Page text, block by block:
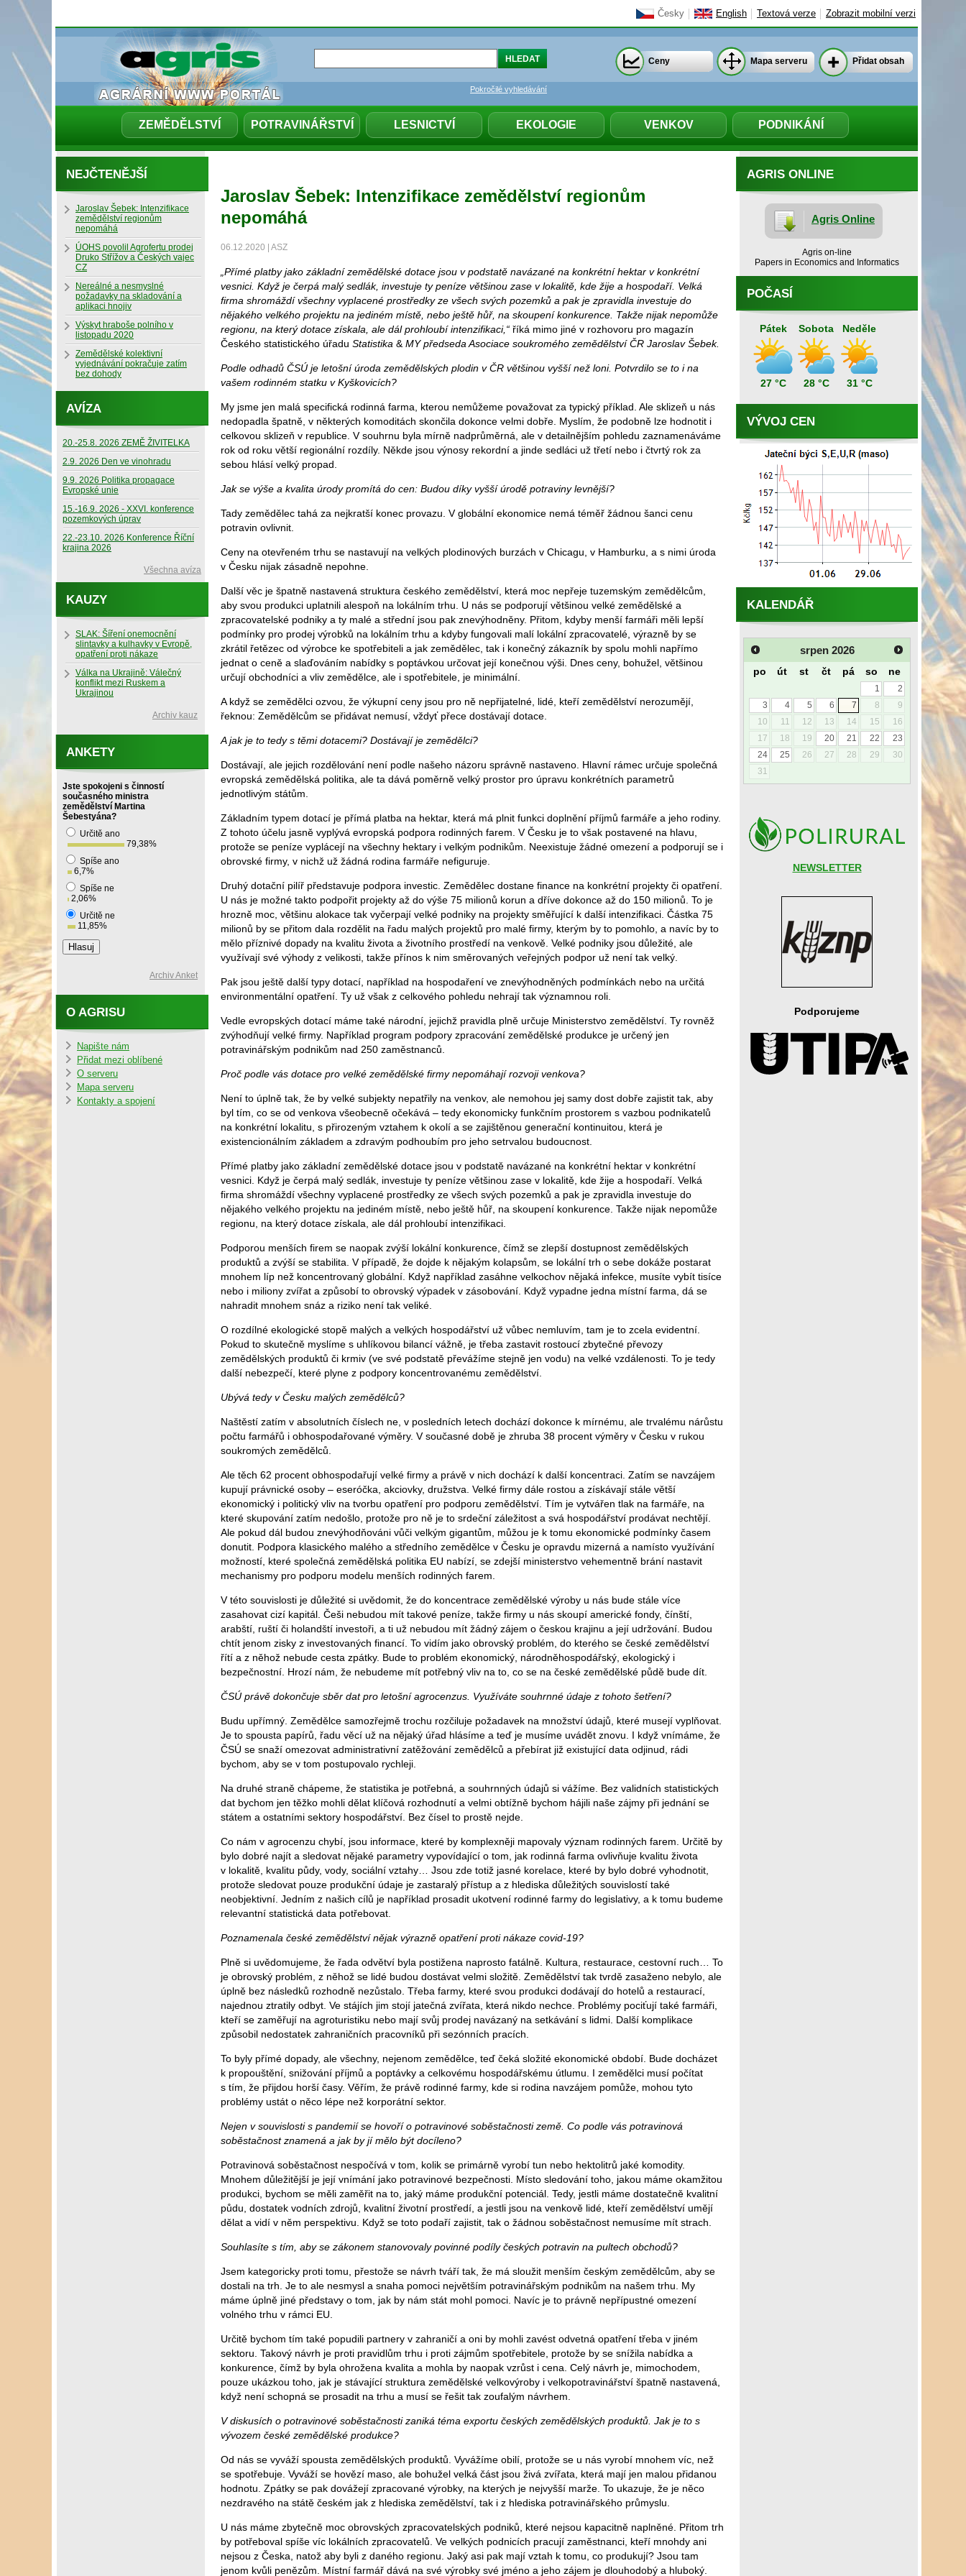
Česky English Textová verze Zobrazit mobilní verzi
ZEMĚDĚLSTVÍ POTRAVINÁŘSTVÍ LESNICTVÍ EKOLOGIE VENKOV PODNIKÁNÍ
Pokročilé vyhledávání
Ceny Mapa serveru Přidat obsah
Jaroslav Šebek: Intenzifikace zemědělství regionům
nepomáhá
06.12.2020 | ASZ
„Přímé platby jako základní zemědělské dotace jsou v podstatě navázané na konkrétní hektar v konkrétní
vesnici. Když je čerpá malý sedlák, investuje ty peníze většinou zase v lokalitě, kde žije a hospodaří. Velká
firma shromáždí všechny vyplacené prostředky ze všech svých pozemků a pak je zpravidla investuje do
nějakého velkého projektu na jediném místě, nebo ještě hůř, na skoupení konkurence. Takže nijak nepomůže
regionu, na který dotace získala, ale dál prohloubí intenzifikaci,“ říká mimo jiné v rozhovoru pro magazín
Českého statistického úřadu Statistika & MY předseda Asociace soukromého zemědělství ČR Jaroslav Šebek.
Podle odhadů ČSÚ je letošní úroda zemědělských plodin v ČR většinou vyšší než loni. Potvrdilo se to i na
vašem rodinném statku v Kyškovicích?
My jsme jen malá specifická rodinná farma, kterou nemůžeme považovat za typický příklad. Ale sklizeň u nás
nedopadla špatně, v některých komoditách skončila dokonce velmi dobře. Myslím, že podobně lze hodnotit i
celkovou sklizeň v republice. V souhrnu byla mírně nadprůměrná, ale v detailnějším pohledu zaznamenáváme
rok od roku větší regionální rozdíly. Někde jsou výnosy rekordní a jinde sedláci už třetí nebo i čtvrtý rok za
sebou hlásí velký propad.
Jak se výše a kvalita úrody promítá do cen: Budou díky vyšší úrodě potraviny levnější?
Tady zemědělec tahá za nejkratší konec provazu. V globální ekonomice nemá téměř žádnou šanci cenu
potravin ovlivnit.
Ceny na otevřeném trhu se nastavují na velkých plodinových burzách v Chicagu, v Hamburku, a s nimi úroda
v Česku nijak zásadně nepohne.
Další věc je špatně nastavená struktura českého zemědělství, která moc nepřeje tuzemským zemědělcům,
aby svou produkci uplatnili alespoň na lokálním trhu. U nás se podporují většinou velké zemědělské a
zpracovatelské podniky a ty malé a střední jsou pak znevýhodněny. Přitom, kdyby menší farmáři měli lepší
podmínky pro prodej výrobků na lokálním trhu a kdyby fungovali malí lokální zpracovatelé, výrazně by se
zkrátil řetězec od výrobce ke spotřebiteli a jak zemědělec, tak i konečný zákazník by spolu mohli napřímo
jednat o ceně a slaďováním nabídky s poptávkou určovat její konečnou výši. Dnes ceny, bohužel, většinou
určují obchodníci a vliv zemědělce, ale i spotřebitele, je minimální.
A když se zemědělci ozvou, že výkupní ceny jsou pro ně nepřijatelné, lidé, kteří zemědělství nerozumějí,
řeknou: Zemědělcům se přidávat nemusí, vždyť přece dostávají dotace.
A jak je to tedy s těmi dotacemi? Dostávají je zemědělci?
Dostávají, ale jejich rozdělování není podle našeho názoru správně nastaveno. Hlavní rámec určuje společná
evropská zemědělská politika, ale ta dává poměrně velký prostor pro úpravu konkrétních parametrů
jednotlivým státům.
Základním typem dotací je přímá platba na hektar, která má plnit funkci doplnění příjmů farmáře a jeho rodiny.
Z tohoto účelu jasně vyplývá evropská podpora rodinných farem. V Česku je to však postavené na hlavu,
protože se peníze vyplácejí na všechny hektary i velkým podnikům. Neexistuje žádné omezení a podporují se i
obrovské firmy, v nichž už žádná rodina farmáře nefiguruje.
Druhý dotační pilíř představuje podpora investic. Zemědělec dostane finance na konkrétní projekty či opatření.
U nás je možné takto podpořit projekty až do výše 75 milionů korun a dříve dokonce až do 150 milionů. To je
hrozně moc, většinu alokace tak vyčerpají velké podniky na projekty směřující k další intenzifikaci. Částka 75
milionů by se přitom dala rozdělit na řadu malých projektů pro malé firmy, kterým by to pomohlo, a navíc by to
mělo příznivé dopady na kvalitu života a životního prostředí na venkově. Velké podniky jsou důležité, ale
využívají své výhody z velikosti, takže přínos k nim směrovaných veřejných podpor už není tak velký.
Pak jsou ještě další typy dotací, například na hospodaření ve znevýhodněných podmínkách nebo na určitá
environmentální opatření. Ty už však z celkového pohledu nehrají tak významnou roli.
Vedle evropských dotací máme také národní, jejichž pravidla plně určuje Ministerstvo zemědělství. Ty rovněž
zvýhodňují velké firmy. Například program podpory zpracování zemědělské produkce je určený jen
potravinářským podnikům nad 250 zaměstnanců.
Proč podle vás dotace pro velké zemědělské firmy nepomáhají rozvoji venkova?
Není to úplně tak, že by velké subjekty nepatřily na venkov, ale nemohou jej samy dost dobře zajistit tak, aby
byl tím, co se od venkova všeobecně očekává – tedy ekonomicky funkčním prostorem s vazbou podnikatelů
na konkrétní lokalitu, s přirozeným vztahem k okolí a se zajištěnou generační kontinuitou, která je
existencionálním základem a zdravým podhoubím pro jeho setrvalou budoucnost.
Přímé platby jako základní zemědělské dotace jsou v podstatě navázané na konkrétní hektar v konkrétní
vesnici. Když je čerpá malý sedlák, investuje ty peníze většinou zase v lokalitě, kde žije a hospodaří. Velká
firma shromáždí všechny vyplacené prostředky ze všech svých pozemků a pak je zpravidla investuje do
nějakého velkého projektu na jediném místě, nebo ještě hůř, na skoupení konkurence. Takže nijak nepomůže
regionu, na který dotace získala, ale dál prohloubí intenzifikaci.
Podporou menších firem se naopak zvýší lokální konkurence, čímž se zlepší dostupnost zemědělských
produktů a zvýší se stabilita. V případě, že dojde k nějakým kolapsům, se lokální trh o sebe dokáže postarat
mnohem líp než koncentrovaný globální. Když například zasáhne velkochov nějaká infekce, musíte vybít tisíce
nebo i miliony zvířat a způsobí to obrovský výpadek v zásobování. Když vypadne jedna místní farma, dá se
nahradit mnohem snáz a riziko není tak veliké.
O rozdílné ekologické stopě malých a velkých hospodářství už vůbec nemluvím, tam je to zcela evidentní.
Pokud to skutečně myslíme s uhlíkovou bilancí vážně, je třeba zastavit rostoucí zbytečné převozy
zemědělských produktů či krmiv (ve své podstatě převážíme stejně jen vodu) na velké vzdálenosti. To je tedy
další nebezpečí, které plyne z podpory koncentrovanému zemědělství.
Ubývá tedy v Česku malých zemědělců?
Naštěstí zatím v absolutních číslech ne, v posledních letech dochází dokonce k mírnému, ale trvalému nárůstu
počtu farmářů i obhospodařované výměry. V současné době je zhruba 38 procent výměry v Česku v rukou
soukromých zemědělců.
Ale těch 62 procent obhospodařují velké firmy a právě v nich dochází k další koncentraci. Zatím se navzájem
kupují právnické osoby – eseróčka, akciovky, družstva. Velké firmy dále rostou a získávají stále větší
ekonomický i politický vliv na tvorbu opatření pro podporu zemědělství. Tím je vytvářen tlak na farmáře, na
které skupování zatím nedošlo, protože pro ně je to srdeční záležitost a svá hospodářství prodávat nechtějí.
Ale pokud dál budou znevýhodňováni vůči velkým gigantům, můžou je k tomu ekonomické podmínky časem
donutit. Podpora klasického malého a středního zemědělce v Česku je opravdu mizerná a namísto využívání
možností, které společná zemědělská politika EU nabízí, se zdejší ministerstvo vehementně brání nastavit
mechanismy pro podporu modelu menších rodinných farem.
V této souvislosti je důležité si uvědomit, že do koncentrace zemědělské výroby u nás bude stále více
zasahovat cizí kapitál. Češi nebudou mít takové peníze, takže firmy u nás skoupí americké fondy, čínští,
arabští, ruští či holandští investoři, a ti už nebudou mít žádný zájem o českou krajinu a její udržování. Budou
chtít jenom zisky z investovaných financí. To vidím jako obrovský problém, do kterého se české zemědělství
řítí a z něhož nebude cesta zpátky. Bude to problém ekonomický, národněhospodářský, ekologický i
bezpečnostní. Hrozí nám, že nebudeme mít potřebný vliv na to, co se na české zemědělské půdě bude dít.
ČSÚ právě dokončuje sběr dat pro letošní agrocenzus. Využíváte souhrnné údaje z tohoto šetření?
Budu upřímný. Zemědělce samozřejmě trochu rozčiluje požadavek na množství údajů, které musejí vyplňovat.
Je to spousta papírů, řadu věcí už na nějaký úřad hlásíme a teď je musíme uvádět znovu. I když vnímáme, že
ČSÚ se snaží omezovat administrativní zatěžování zemědělců a přebírat již existující data odjinud, rádi
bychom, aby se v tom postupovalo rychleji.
Na druhé straně chápeme, že statistika je potřebná, a souhrnných údajů si vážíme. Bez validních statistických
dat bychom jen těžko mohli dělat klíčová rozhodnutí a velmi obtížně bychom hájili naše zájmy při jednání se
státem a ostatními sektory hospodářství. Bez čísel to prostě nejde.
Co nám v agrocenzu chybí, jsou informace, které by komplexněji mapovaly význam rodinných farem. Určitě by
bylo dobré najít a sledovat nějaké parametry vypovídající o tom, jak rodinná farma ovlivňuje kvalitu života
v lokalitě, kvalitu půdy, vody, sociální vztahy… Jsou zde totiž jasné korelace, které by bylo dobré vyhodnotit,
protože sledovat pouze produkční údaje je zastaralý přístup a z hlediska důležitých souvislostí také
neobjektivní. Jedním z našich cílů je například prosadit ukotvení rodinné farmy do legislativy, a k tomu budeme
relevantní statistická data potřebovat.
Poznamenala české zemědělství nějak výrazně opatření proti nákaze covid-19?
Plně si uvědomujeme, že řada odvětví byla postižena naprosto fatálně. Kultura, restaurace, cestovní ruch… To
je obrovský problém, z něhož se lidé budou dostávat velmi složitě. Zemědělství tak tvrdě zasaženo nebylo, ale
úplně bez následků rozhodně nezůstalo. Třeba farmy, které svou produkci dodávají do hotelů a restaurací,
najednou ztratily odbyt. Ve stájích jim stojí jatečná zvířata, která nikdo nechce. Problémy pociťují také farmáři,
kteří se zaměřují na agroturistiku nebo mají svůj prodej navázaný na setkávání s lidmi. Další komplikace
způsobil nedostatek zahraničních pracovníků při sezónních pracích.
To byly přímé dopady, ale všechny, nejenom zemědělce, teď čeká složité ekonomické období. Bude docházet
k propouštění, snižování příjmů a poptávky a celkovému hospodářskému útlumu. I zemědělci musí počítat
s tím, že přijdou horší časy. Věřím, že právě rodinné farmy, kde si rodina navzájem pomůže, mohou tyto
problémy ustát o něco lépe než korporátní sektor.
Nejen v souvislosti s pandemií se hovoří o potravinové soběstačnosti země. Co podle vás potravinová
soběstačnost znamená a jak by jí mělo být docíleno?
Potravinová soběstačnost nespočívá v tom, kolik se primárně vyrobí tun nebo hektolitrů jaké komodity.
Mnohem důležitější je její vnímání jako potravinové bezpečnosti. Místo sledování toho, jakou máme okamžitou
produkci, bychom se měli zaměřit na to, jaký máme produkční potenciál. Tedy, jestli máme dostatečně kvalitní
půdu, dostatek vodních zdrojů, kvalitní životní prostředí, a jestli jsou na venkově lidé, kteří zemědělství umějí
dělat a vidí v něm perspektivu. Když se toto podaří zajistit, tak o žádnou soběstačnost nemusíme mít strach.
Souhlasíte s tím, aby se zákonem stanovovaly povinné podíly českých potravin na pultech obchodů?
Jsem kategoricky proti tomu, přestože se návrh tváří tak, že má sloužit menším českým zemědělcům, aby se
dostali na trh. Je to ale nesmysl a snaha pomoci největším potravinářským podnikům na našem trhu. My
máme úplně jiné představy o tom, jak by nám stát mohl pomoci. Navíc je to právně nepřípustné omezení
volného trhu v rámci EU.
Určitě bychom tím také popudili partnery v zahraničí a oni by mohli zavést odvetná opatření třeba v jiném
sektoru. Takový návrh je proti pravidlům trhu i proti zájmům spotřebitele, protože by se snížila nabídka a
konkurence, čímž by byla ohrožena kvalita a mohla by naopak vzrůst i cena. Celý návrh je, mimochodem,
pouze ukázkou toho, jak je stávající struktura zemědělské velkovýroby i velkopotravinářství špatně nastavená,
když není schopná se prosadit na trhu a musí se řešit tak zoufalým návrhem.
V diskusích o potravinové soběstačnosti zaniká téma exportu českých zemědělských produktů. Jak je to s
vývozem české zemědělské produkce?
Od nás se vyváží spousta zemědělských produktů. Vyvážíme obilí, protože se u nás vyrobí mnohem víc, než
se spotřebuje. Vyváží se hovězí maso, ale bohužel velká část jsou živá zvířata, která mají jen malou přidanou
hodnotu. Zpátky se pak dovážejí zpracované výrobky, na kterých je nejvyšší marže. To ukazuje, že je něco
nezdravého na státě českém jak z hlediska zemědělství, tak i z hlediska potravinářského průmyslu.
U nás máme zbytečně moc obrovských zpracovatelských podniků, které nejsou kapacitně naplněné. Přitom trh
by potřeboval spíše víc lokálních zpracovatelů. Ve velkých podnicích pracují zaměstnanci, kteří mnohdy ani
nejsou z Česka, natož aby byli z daného regionu. Jaký asi pak mají vztah k tomu, co produkují? Jsou tam
jenom kvůli penězům. Místní farmář dává na své výrobky své jméno a jeho zájem je dlouhodobý a hluboký.
AGRIS ONLINE
Agris Online
Agris on-line
Papers in Economics and Informatics
POČASÍ
Pátek
27 °C
Sobota
28 °C
Neděle
31 °C
VÝVOJ CEN
KALENDÁŘ
srpen 2026
po út st čt pá so ne
1
2
3
4 5 6 7 8
9
10
11 12 13 14 15
16
17
18 19 20 21 22
23
24
25 26 27 28 29
30
31
NEWSLETTER
Podporujeme
NEJČTENĚJŠÍ
Jaroslav Šebek: Intenzifikace
zemědělství regionům
nepomáhá
ÚOHS povolil Agrofertu prodej
Druko Střížov a Českých vajec
CZ
Nereálné a nesmyslné
požadavky na skladování a
aplikaci hnojiv
Výskyt hraboše polního v
listopadu 2020
Zemědělské kolektivní
vyjednávání pokračuje zatím
bez dohody
AVÍZA
20.-25.8. 2026 ZEMĚ ŽIVITELKA
2.9. 2026 Den ve vinohradu
9.9. 2026 Politika propagace
Evropské unie
15.-16.9. 2026 - XXVI. konference
pozemkových úprav
22.-23.10. 2026 Konference Říční
krajina 2026
Všechna avíza
KAUZY
SLAK: Šíření onemocnění
slintavky a kulhavky v Evropě,
opatření proti nákaze
Válka na Ukrajině: Válečný
konflikt mezi Ruskem a
Ukrajinou
Archiv kauz
ANKETY
Jste spokojeni s činností
současného ministra
zemědělství Martina
Šebestyána?
Určitě ano
79,38%
Spíše ano
6,7%
Spíše ne
2,06%
Určitě ne
11,85%
Archiv Anket
O AGRISU
Napište nám
Přidat mezi oblíbené
O serveru
Mapa serveru
Kontakty a spojení